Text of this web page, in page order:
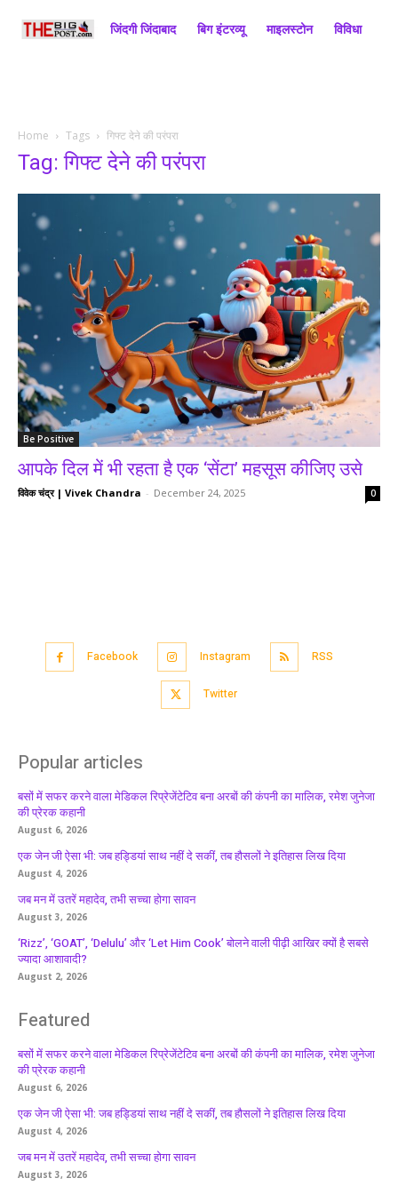
जिंदगी जिंदाबाद बिग इंटरव्यू माइलस्टोन विविधा
Home Tags गिफ्ट देने की परंपरा
Tag: गिफ्ट देने की परंपरा
Be Positive
आपके दिल में भी रहता है एक ‘सेंटा’ महसूस कीजिए उसे
विवेक चंद्र | Vivek Chandra - December 24, 2025 0
Facebook Instagram RSS
Twitter
Popular articles
बसों में सफर करने वाला मेडिकल रिप्रेजेंटेटिव बना अरबों की कंपनी का मालिक, रमेश जुनेजा
की प्रेरक कहानी
August 6, 2026
एक जेन जी ऐसा भी: जब हड्डियां साथ नहीं दे सकीं, तब हौसलों ने इतिहास लिख दिया
August 4, 2026
जब मन में उतरें महादेव, तभी सच्चा होगा सावन
August 3, 2026
‘Rizz’, ‘GOAT’, ‘Delulu’ और ‘Let Him Cook’ बोलने वाली पीढ़ी आखिर क्यों है सबसे
ज्यादा आशावादी?
August 2, 2026
Featured
बसों में सफर करने वाला मेडिकल रिप्रेजेंटेटिव बना अरबों की कंपनी का मालिक, रमेश जुनेजा
की प्रेरक कहानी
August 6, 2026
एक जेन जी ऐसा भी: जब हड्डियां साथ नहीं दे सकीं, तब हौसलों ने इतिहास लिख दिया
August 4, 2026
जब मन में उतरें महादेव, तभी सच्चा होगा सावन
August 3, 2026